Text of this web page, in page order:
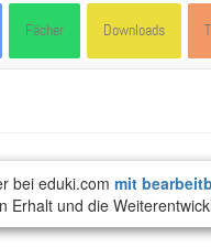
Fächer Downloads
bei eduki.com mit
Erhalt und die